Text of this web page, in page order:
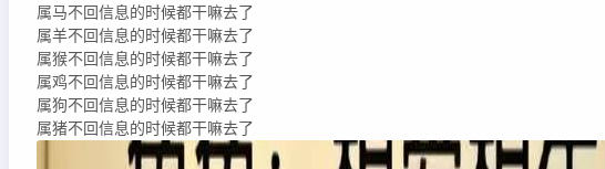
属马不回信息的时候都干嘛去了
属羊不回信息的时候都干嘛去了
属猴不回信息的时候都干嘛去了
属鸡不回信息的时候都干嘛去了
属狗不回信息的时候都干嘛去了
属猪不回信息的时候都干嘛去了